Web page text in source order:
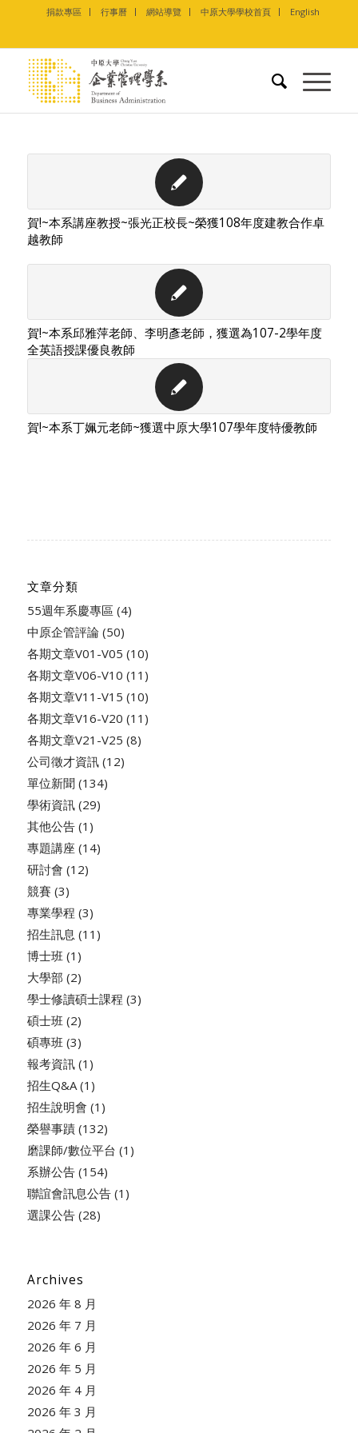
捐款專區 行事曆 網站導覽 中原大學學校首頁 English
賀!~本系講座教授~張光正校長~榮獲108年度建教合作卓
越教師
賀!~本系邱雅萍老師、李明彥老師，獲選為107-2學年度
全英語授課優良教師
賀!~本系丁姵元老師~獲選中原大學107學年度特優教師
文章分類
55週年系慶專區 (4)
中原企管評論(50)
各期文章V01-V05 (10)
各期文章V06-V10 (11)
各期文章V11-V15 (10)
各期文章V16-V20 (11)
各期文章V21-V25 (8)
公司徵才資訊(12)
單位新聞(134)
學術資訊(29)
其他公告(1)
專題講座 (14)
研討會 (12)
競賽 (3)
專業學程 (3)
招生訊息 (11)
博士班(1)
大學部 (2)
學士修讀碩士課程 (3)
碩士班(2)
碩專班(3)
報考資訊(1)
招生Q&A(1)
招生說明會 (1)
榮譽事蹟(132)
磨課師/數位平台 (1)
系辦公告(154)
聯誼會訊息公告(1)
選課公告(28)
Archives
2026 年 8 月
2026 年 7 月
2026 年 6 月
2026 年 5 月
2026 年 4 月
2026 年 3 月